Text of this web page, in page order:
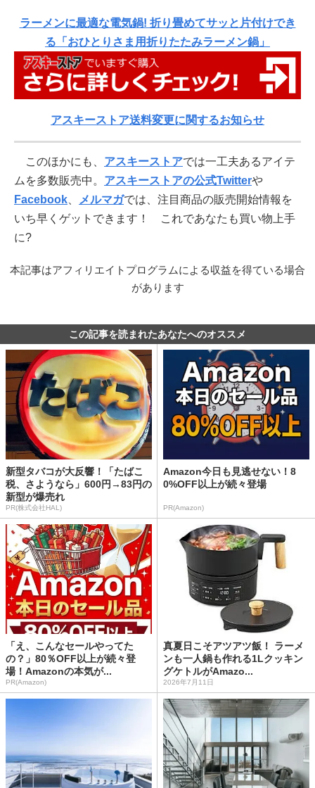
ラーメンに最適な電気鍋! 折り畳めてサッと片付けでき
る「おひとりさま用折りたたみラーメン鍋」
アスキーストア送料変更に関するお知らせ
このほかにも、 アスキーストアでは一工夫あるアイテ
ムを多数販売中。 アスキーストアの公式Twitterや
Facebook、 メルマガでは、注目商品の販売開始情報を
いち早くゲットできます！ これであなたも買い物上手
に?
本記事はアフィリエイトプログラムによる収益を得ている場合
があります
この記事を読まれたあなたへのオススメ
新型タバコが大反響！「たばこ
税、さようなら」600円→83円の
新型が爆売れ
PR(株式会社HAL)
Amazon今日も見逃せない！8
0%OFF以上が続々登場
PR(Amazon)
「え、こんなセールやってた
の？」80％OFF以上が続々登
場！Amazonの本気が...
PR(Amazon)
真夏日こそアツアツ飯！ ラーメ
ンも一人鍋も作れる1Lクッキン
グケトルがAmazo...
2026年7月11日